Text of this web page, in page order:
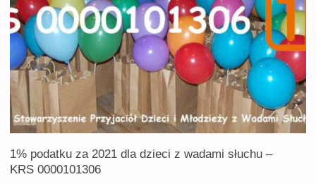
RODZIN
DZIECI
Z
SŁUCHOWYMI
–
1% podatku za 2021 dla dzieci z wadami słuchu –
KRS 0000101306